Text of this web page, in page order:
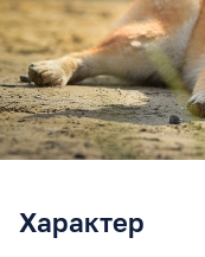
Характер